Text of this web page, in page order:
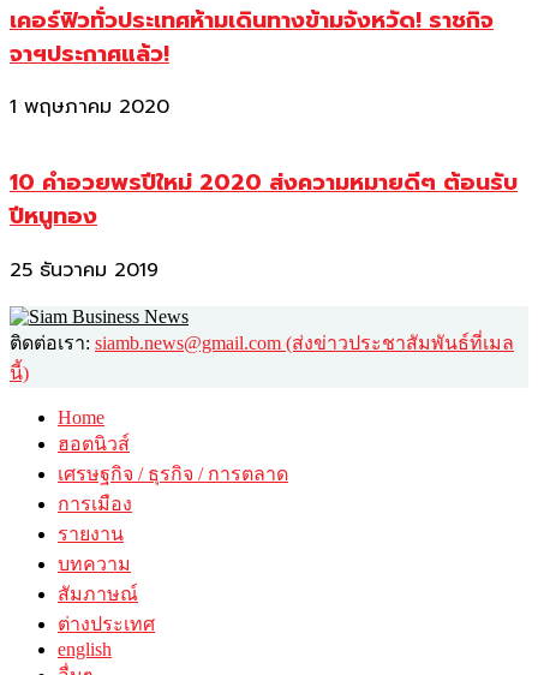
เคอร์ฟิวทั่วประเทศห้ามเดินทางข้ามจังหวัด! ราชกิจ
จาฯประกาศแล้ว!
1 พฤษภาคม 2020
10 คำอวยพรปีใหม่ 2020 ส่งความหมายดีๆ ต้อนรับ
ปีหนูทอง
25 ธันวาคม 2019
ติดต่อเรา: siamb.news@gmail.com (ส่งข่าวประชาสัมพันธ์ที่เมล
นี้)
Home
ฮอตนิวส์
เศรษฐกิจ / ธุรกิจ / การตลาด
การเมือง
รายงาน
บทความ
สัมภาษณ์
ต่างประเทศ
english